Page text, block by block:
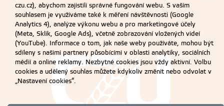
czu.cz), abychom zajistili správné fungování webu. S vaším
souhlasem je využíváme také k měření návštěvnosti (Google
Analytics 4), analýze výkonu webu a pro marketingové účely
(Meta, Sklik, Google Ads), včetně zobrazování vložených videí
(YouTube). Informace o tom, jak naše weby používáte, mohou být
sdíleny s našimi partnery působícími v oblasti analytiky, sociálních
médií a online reklamy. Nezbytné cookies jsou vždy aktivní. Volbu
cookies a udělený souhlas můžete kdykoliv změnit nebo odvolat v
„Nastavení cookies“.